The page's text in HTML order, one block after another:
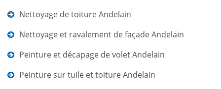
Nettoyage de toiture Andelain
Nettoyage et ravalement de façade Andelain
Peinture et décapage de volet Andelain
Peinture sur tuile et toiture Andelain